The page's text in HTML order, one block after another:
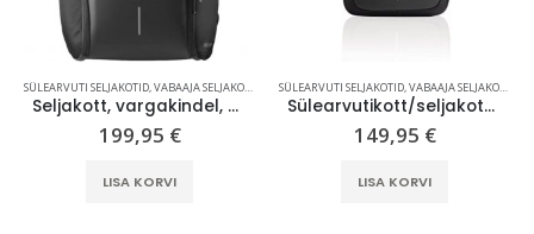
SÜLEARVUTI SELJAKOTID,VABAAJA SELJAKOTID XD DESIGN
Seljakott, vargakindel, must, Bobby Bizz Backpack
199,95 €
LISA KORVI
SÜLEARVUTI SELJAKOTID,VABAAJA SELJAKOTID
Sülearvutikott/seljakott, vargakindel, must, Bobby Bizz 2.0
149,95 €
LISA KORVI